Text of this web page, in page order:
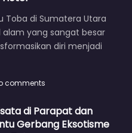
Toba di Sumatera Utara
yang sangat besar
diri menjadi
comments
di Parapat dan
Gerbang Eksotisme